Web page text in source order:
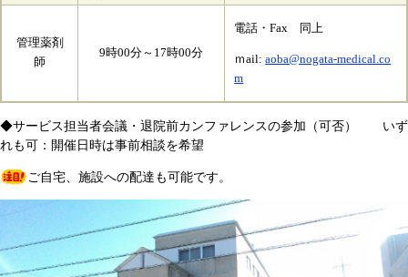
管理薬剤
師
9時00分～17時00分
電話・Fax 同上
ｍail:aoba@nogata-medical.co
m
◆サービス担当者会議・退院前カンファレンスの参加（可否） いず
れも可：開催日時は事前相談を希望
ご自宅、施設への配達も可能です。